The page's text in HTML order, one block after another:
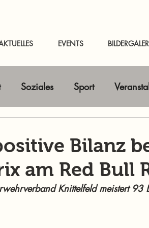
EVENTS
Soziales Sport
News Murtal & Murau News
Bilanz
am Red Bull
Knittelfeld meistert 93